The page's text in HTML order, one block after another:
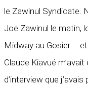
le Zawinul Syndicate.
Joe Zawinul le matin,
Midway au Gosier –
Claude Kiavué
d’interview que